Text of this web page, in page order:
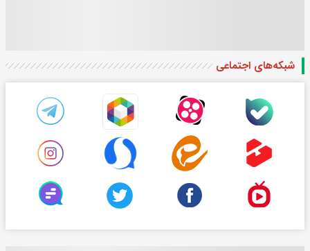
شبکه‌های اجتماعی